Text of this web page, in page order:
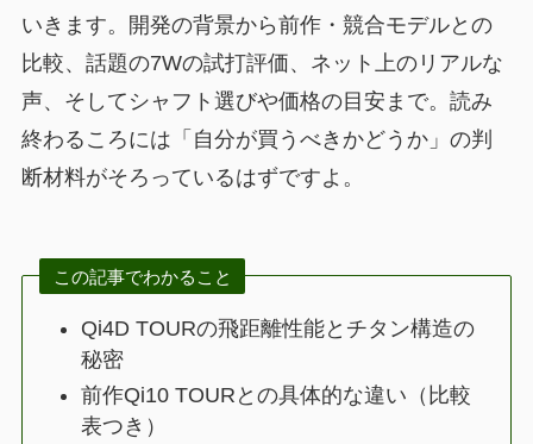
いきます。開発の背景から前作・競合モデルとの
比較、話題の7Wの試打評価、ネット上のリアルな
声、そしてシャフト選びや価格の目安まで。読み
終わるころには「自分が買うべきかどうか」の判
断材料がそろっているはずですよ。
この記事でわかること
Qi4D TOURの飛距離性能とチタン構造の
秘密
前作Qi10 TOURとの具体的な違い（比較
表つき）